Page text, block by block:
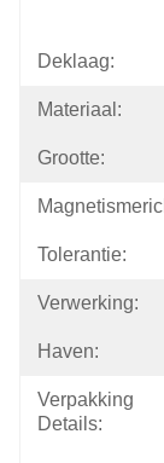
Deklaag:
Materiaal:
Grootte:
Tolerantie:
Verwerking:
Haven:
Verpakking
Details: